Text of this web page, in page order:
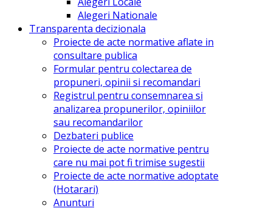
Alegeri Nationale
Transparenta decizionala
Proiecte de acte normative aflate in
consultare publica
Formular pentru colectarea de
propuneri, opinii si recomandari
Registrul pentru consemnarea si
analizarea propunerilor, opiniilor
sau recomandarilor
Dezbateri publice
Proiecte de acte normative pentru
care nu mai pot fi trimise sugestii
Proiecte de acte normative adoptate
(Hotarari)
Anunturi